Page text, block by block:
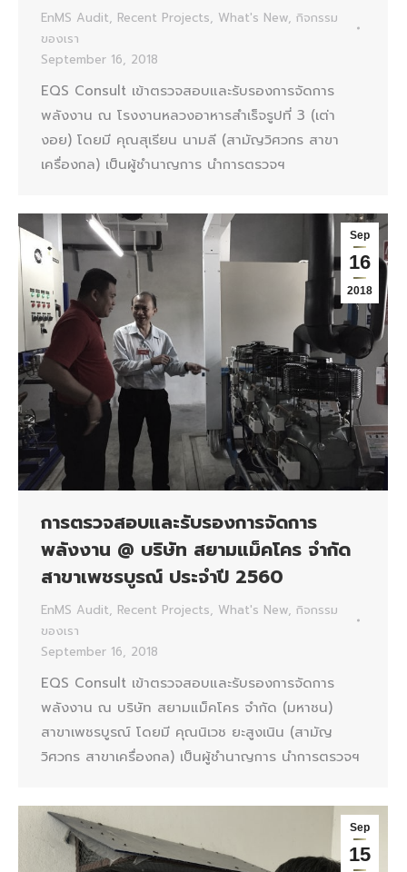
EnMS Audit, Recent Projects, What's New, กิจกรรม
ของเรา
September 16, 2018
EQS Consult เข้าตรวจสอบและรับรองการจัดการ
พลังงาน ณ โรงงานหลวงอาหารสำเร็จรูปที่ 3 (เต่า
งอย) โดยมี คุณสุเรียน นามลี (สามัญวิศวกร สาขา
เครื่องกล) เป็นผู้ชำนาญการ นำการตรวจฯ
Sep
16
2018
การตรวจสอบและรับรองการจัดการ
พลังงาน @ บริษัท สยามแม็คโคร จำกัด
สาขาเพชรบูรณ์ ประจำปี 2560
EnMS Audit, Recent Projects, What's New, กิจกรรม
ของเรา
September 16, 2018
EQS Consult เข้าตรวจสอบและรับรองการจัดการ
พลังงาน ณ บริษัท สยามแม็คโคร จำกัด (มหาชน)
สาขาเพชรบูรณ์ โดยมี คุณนิเวช ยะสูงเนิน (สามัญ
วิศวกร สาขาเครื่องกล) เป็นผู้ชำนาญการ นำการตรวจฯ
Sep
15